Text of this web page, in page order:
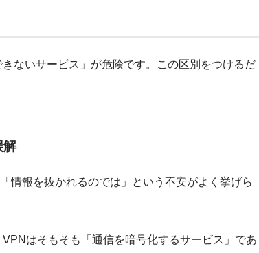
ないサービス」が危険です。この区別をつけるだ
解
情報を抜かれるのでは」という不安がよく挙げら
はそもそも「通信を暗号化するサービス」であ